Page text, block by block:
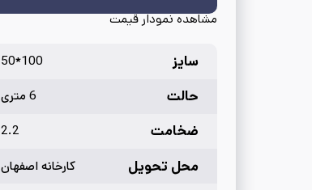
مشاهده نمودار قیمت
سایز 100*50
حالت 6 متری
ضخامت 2.2
محل تحویل کارخانه اصفهان